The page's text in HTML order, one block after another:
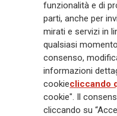
Gruppo ha una posizione di
crescente in Asia e America.
impegno Lifetime Partner
innovative e personalizzate,
capacità di distribuzione
completamente integrato la
l'obiettivo di creare valore per
società più equa e resiliente.
funzionalità e di
parti, anche per
mirati e servizi in
qualsiasi
consenso,
informazioni
cookiecliccando
cookie". Il
cliccando su